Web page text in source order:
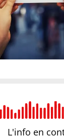
L'info en